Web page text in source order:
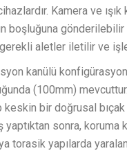
Fabrika
Kamera ve
boşluğuna
aletler iletilir ve
kanülü
(100mm) mevcuttur.
bir doğrusal bıçak
sonra, koruma
yapılarda